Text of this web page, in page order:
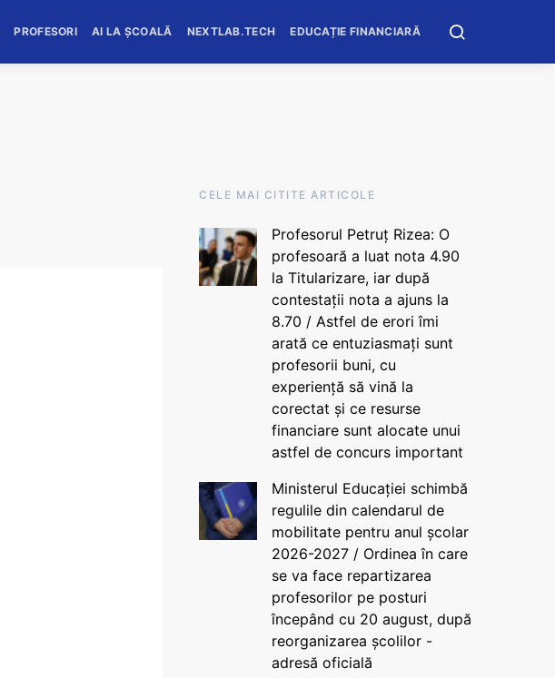
PROFESORI AI LA ȘCOALĂ NEXTLAB.TECH EDUCAȚIE FINANCIARĂ
CELE MAI CITITE ARTICOLE
Profesorul Petruț Rizea: O
profesoară a luat nota 4.90
la Titularizare, iar după
contestații nota a ajuns la
8.70 / Astfel de erori îmi
arată ce entuziasmați sunt
profesorii buni, cu
experiență să vină la
corectat și ce resurse
financiare sunt alocate unui
astfel de concurs important
Ministerul Educației schimbă
regulile din calendarul de
mobilitate pentru anul școlar
2026-2027 / Ordinea în care
se va face repartizarea
profesorilor pe posturi
începând cu 20 august, după
reorganizarea școlilor -
adresă oficială